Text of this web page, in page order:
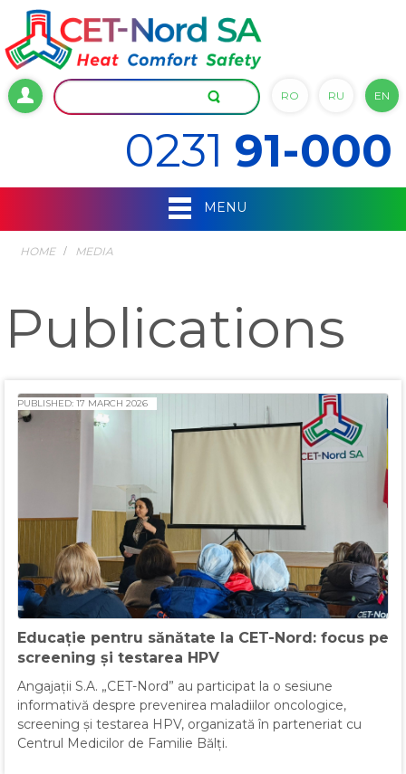
RO RU EN
0231 91-000
MENU
HOME MEDIA
Publications
Educație pentru sănătate la CET-Nord: focus pe
screening și testarea HPV
PUBLISHED: 17 MARCH 2026
Angajații S.A. „CET-Nord” au participat la o sesiune
informativă despre prevenirea maladiilor oncologice,
screening și testarea HPV, organizată în parteneriat cu
Centrul Medicilor de Familie Bălți.